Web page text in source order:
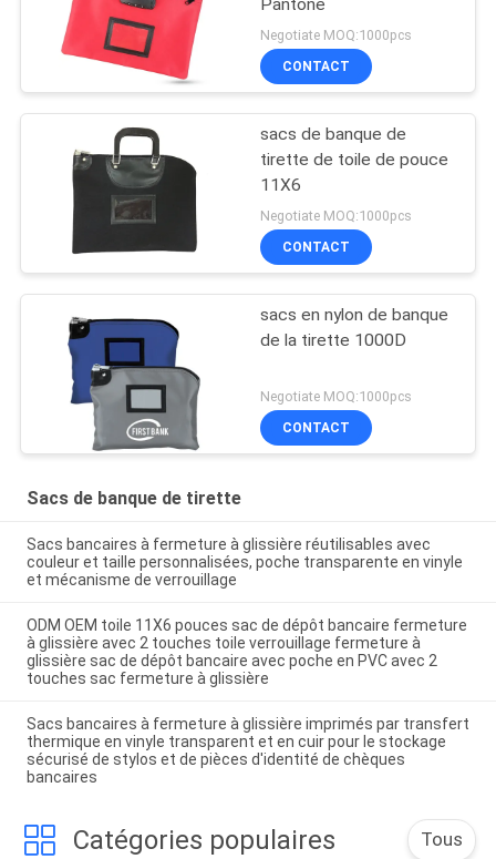
Pantone
Negotiate MOQ:1000pcs
CONTACT
sacs de banque de
tirette de toile de pouce
11X6
Negotiate MOQ:1000pcs
CONTACT
sacs en nylon de banque
de la tirette 1000D
Negotiate MOQ:1000pcs
CONTACT
Sacs de banque de tirette
Sacs bancaires à fermeture à glissière réutilisables avec
couleur et taille personnalisées, poche transparente en vinyle
et mécanisme de verrouillage
ODM OEM toile 11X6 pouces sac de dépôt bancaire fermeture
à glissière avec 2 touches toile verrouillage fermeture à
glissière sac de dépôt bancaire avec poche en PVC avec 2
touches sac fermeture à glissière
Sacs bancaires à fermeture à glissière imprimés par transfert
thermique en vinyle transparent et en cuir pour le stockage
sécurisé de stylos et de pièces d'identité de chèques
bancaires
Catégories populaires Tous